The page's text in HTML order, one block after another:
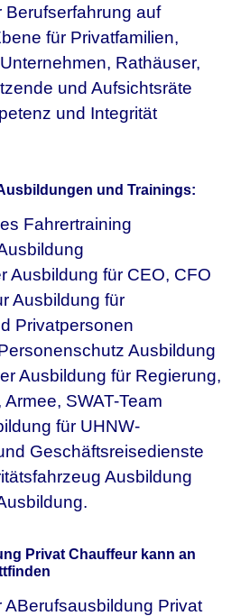
Berufserfahrung auf
für Privatfamilien,
Rathäuser,
und Aufsichtsräte
und Integrität
und Trainings:
Fahrertraining
Ausbildung für CEO, CFO
Ausbildung für
Privatpersonen
Ausbildung
Ausbildung für Regierung,
SWAT-Team
für UHNW-
Geschäftsreisedienste
Ausbildung
Privat Chauffeur kann an
ABerufsausbildung Privat